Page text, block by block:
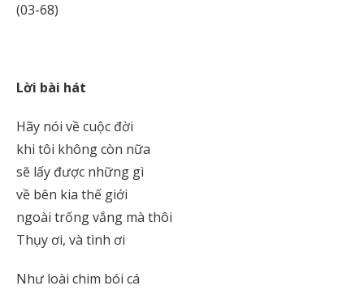
(03-68)
Lời bài hát
Hãy nói về cuộc đời
khi tôi không còn nữa
sẽ lấy được những gì
về bên kia thế giới
ngoài trống vắng mà thôi
Thụy ơi, và tình ơi
Như loài chim bói cá